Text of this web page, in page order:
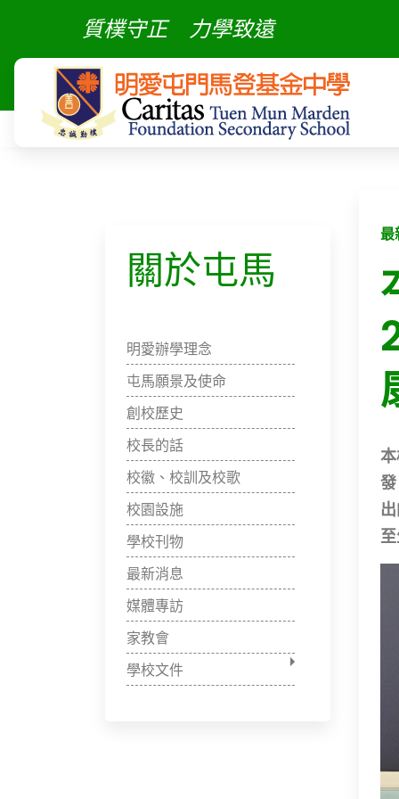
質樸守正 力學致遠
關於屯馬
明愛辦學理念
屯馬願景及使命​
創校歷史
校長的話
校徽、校訓及校歌
校園設施
學校刊物
最新消息
媒體專訪
家教會
學校文件
最